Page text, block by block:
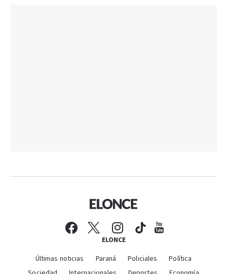
ELONCE
Últimas noticias Paraná Policiales
Política